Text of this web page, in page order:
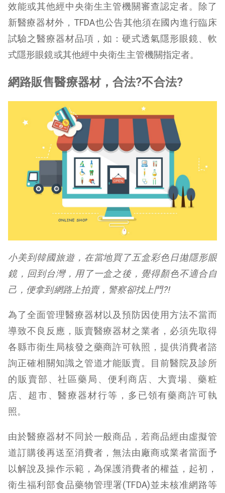
效能或其他經中央衛生主管機關審查認定者。除了
新醫療器材外，TFDA也公告其他須在國內進行臨床
試驗之醫療器材品項，如：硬式透氣隱形眼鏡、軟
式隱形眼鏡或其他經中央衛生主管機關指定者。
網路販售醫療器材，合法?不合法?
小美到韓國旅遊，在當地買了五盒彩色日拋隱形眼
鏡，回到台灣，用了一盒之後，覺得顏色不適合自
己，便拿到網路上拍賣，警察卻找上門?!
為了全面管理醫療器材以及預防因使用方法不當而
導致不良反應，販賣醫療器材之業者，必須先取得
各縣市衛生局核發之藥商許可執照，提供消費者諮
詢正確相關知識之管道才能販賣。目前醫院及診所
的販賣部、社區藥局、便利商店、大賣場、藥粧
店、超市、醫療器材行等，多已領有藥商許可執
照。
由於醫療器材不同於一般商品，若商品經由虛擬管
道訂購後再送至消費者，無法由廠商或業者當面予
以解說及操作示範，為保護消費者的權益，起初，
衛生福利部食品藥物管理署(TFDA)並未核准網路等